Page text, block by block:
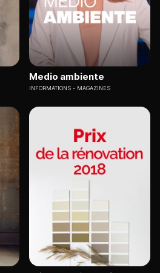
Medio ambiente
INFORMATIONS MAGAZINES